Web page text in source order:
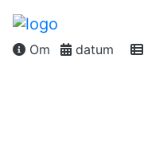
Om datum